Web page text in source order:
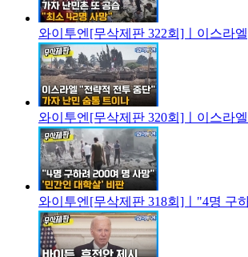
와이투엔[무삭제판 322회]ㅣ이스라
와이투엔[무삭제판 320회]ㅣ이스라
와이투엔[무삭제판 318회]ㅣ"4명 구